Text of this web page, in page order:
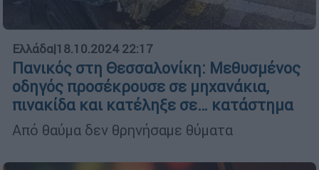
Ελλάδα|18.10.2024 22:17
Πανικός στη Θεσσαλονίκη: Μεθυσμένος
οδηγός προσέκρουσε σε μηχανάκια,
πινακίδα και κατέληξε σε… κατάστημα
Από θαύμα δεν θρηνήσαμε θύματα